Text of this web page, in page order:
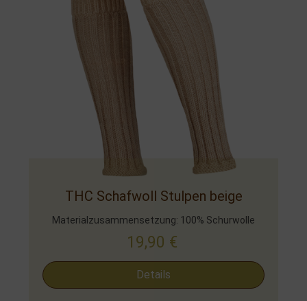
THC Schafwoll Stulpen beige
Materialzusammensetzung: 100% Schurwolle
19,90 €
Details